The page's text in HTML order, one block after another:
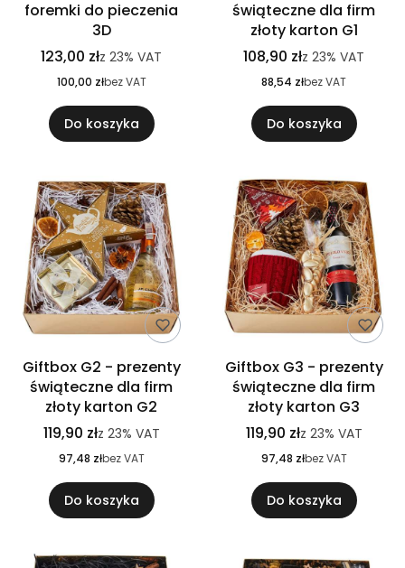
foremki do pieczenia
3D
123,00 złz 23% VAT
100,00 złbez VAT
Do koszyka
świąteczne dla firm
złoty karton G1
108,90 złz 23% VAT
88,54 złbez VAT
Do koszyka
Giftbox G2 - prezenty
świąteczne dla firm
złoty karton G2
119,90 złz 23% VAT
97,48 złbez VAT
Do koszyka
Giftbox G3 - prezenty
świąteczne dla firm
złoty karton G3
119,90 złz 23% VAT
97,48 złbez VAT
Do koszyka